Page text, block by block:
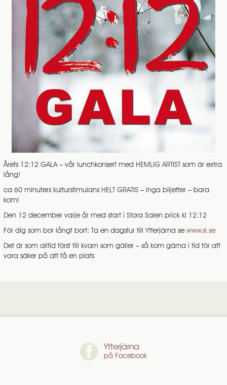
Årets 12:12 GALA – vår lunchkonsert med HEMLIG ARTIST som är extra
lång!
ca 60 minuters kulturstimulans HELT GRATIS – inga biljetter – bara
kom!
Den 12 december varje år med start i Stora Salen prick kl 12:12
För dig som bor långt bort: Ta en dagstur till Ytterjärna sewww.sl.se
Det är som alltid först till kvarn som gäller – så kom gärna i tid för att
vara säker på att få en plats
Ytterjärna
på Facebook